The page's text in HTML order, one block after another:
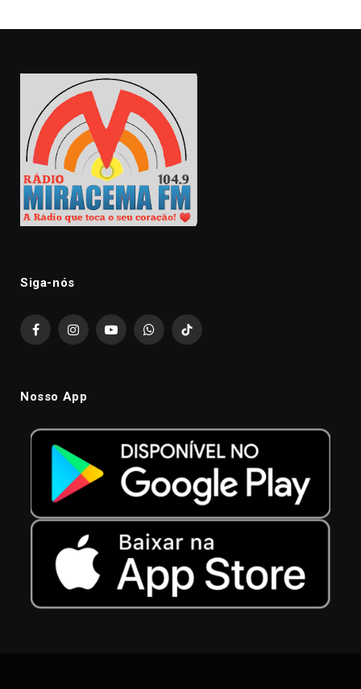
Siga-nós
FacebookInstagramYouTubeWhatsAppTikTok
Nosso App